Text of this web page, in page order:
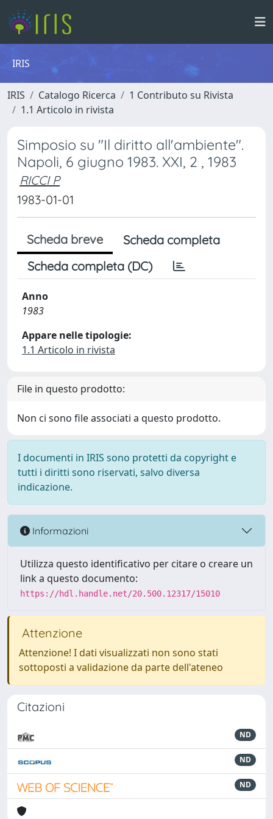
IRIS
IRIS Catalogo Ricerca
1 Contributo su Rivista
1.1 Articolo in rivista
Simposio su "Il diritto all'ambiente".
Napoli, 6 giugno 1983. XXI, 2 , 1983
RICCI P
1983-01-01
Scheda breve
Scheda completa
Scheda completa (DC)
Anno
1983
Appare nelle tipologie:
1.1 Articolo in rivista
File in questo prodotto:
Non ci sono file associati a questo prodotto.
I documenti in IRIS sono protetti da copyright e
tutti i diritti sono riservati, salvo diversa
indicazione.
Informazioni
Utilizza questo identificativo per citare o creare un
link a questo documento:
https://hdl.handle.net/20.500.12317/15010
Attenzione
Attenzione! I dati visualizzati non sono stati
sottoposti a validazione da parte dell'ateneo
Citazioni
ND
ND
ND